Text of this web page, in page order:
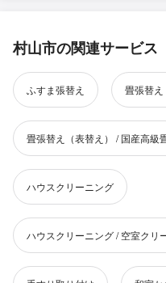
村山市の関連サービス
ふすま張替え 畳張替え
畳張替え（表替え） / 国産高級
ハウスクリーニング
ハウスクリーニング / 空室クリ